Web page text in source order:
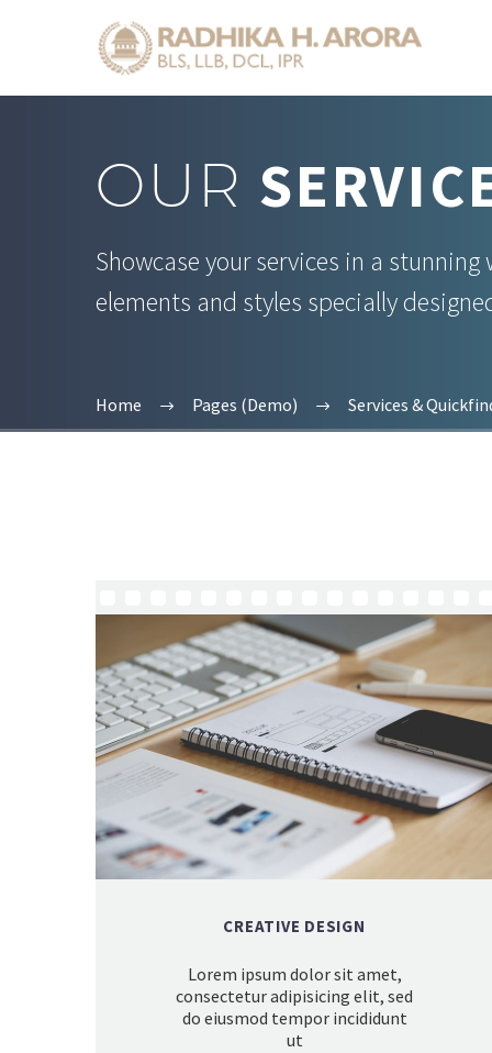
OUR
Showcase your services in a
elements and styles specially
Home Pages (Demo) Services &
CREATIVE DESIGN
Lorem ipsum dolor sit amet,
consectetur adipisicing elit, sed
do eiusmod tempor incididunt
ut